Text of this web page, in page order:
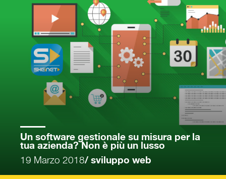
Un software gestionale su misura per la
tua azienda? Non è più un lusso
19 Marzo 2018/ sviluppo web